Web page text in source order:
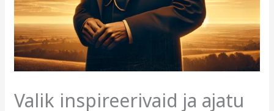
Valik inspireerivaid ja ajatu